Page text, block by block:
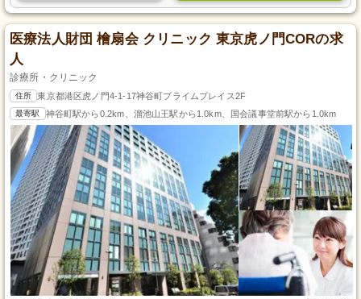
医療法人財団 檜扇会 クリニック 東京虎ノ門CORの求
人
診療所・クリニック
住所 東京都港区虎ノ門4-1-17神谷町プライムプレイス2F
最寄駅 神谷町駅から0.2km、溜池山王駅から1.0km、国会議事堂前駅から1.0km